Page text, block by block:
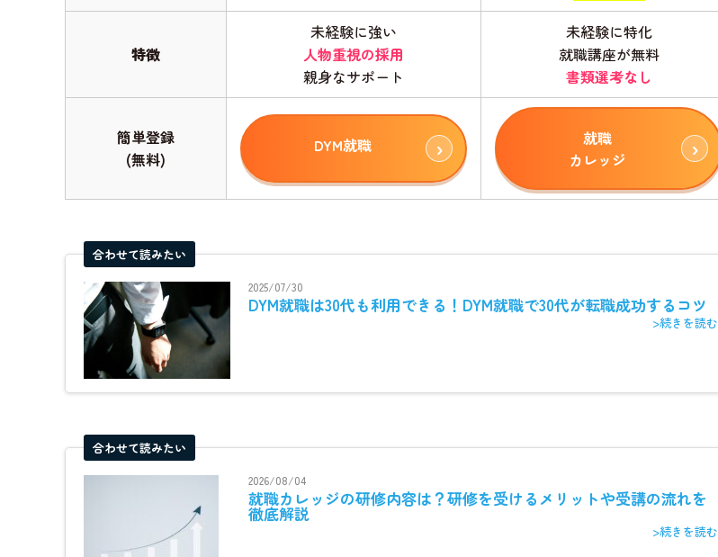
特徴
未経験に強い
人物重視の採用
親身なサポート
未経験に特化
就職講座が無料
書類選考なし
簡単登録
(無料)
DYM就職
就職
カレッジ
合わせて読みたい
2025/07/30
DYM就職は30代も利用できる！DYM就職で30代が転職成功するコツ
>続きを読む
合わせて読みたい
2026/08/04
就職カレッジの研修内容は？研修を受けるメリットや受講の流れを
徹底解説
>続きを読む